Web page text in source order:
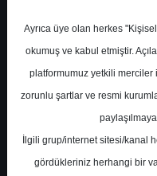
Ayrıca üye olan herkes
okumuş ve kabul etmiştir.
platformumuz yetkili merciler
zorunlu şartlar ve resmi
İlgili grup/internet sitesi/kanal
gördükleriniz herhangi bir